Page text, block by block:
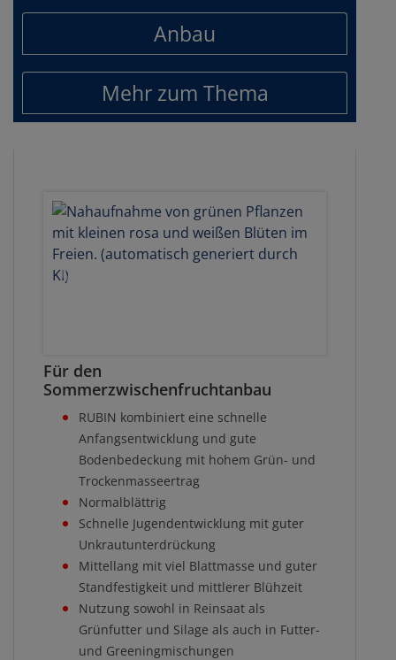
Anbau
Mehr zum Thema
Für den
Sommerzwischenfruchtanbau
RUBIN kombiniert eine schnelle
Anfangsentwicklung und gute
Bodenbedeckung mit hohem Grün- und
Trockenmasseertrag
Normalblättrig
Schnelle Jugendentwicklung mit guter
Unkrautunterdrückung
Mittellang mit viel Blattmasse und guter
Standfestigkeit und mittlerer Blühzeit
Nutzung sowohl in Reinsaat als
Grünfutter und Silage als auch in Futter-
und Greeningmischungen